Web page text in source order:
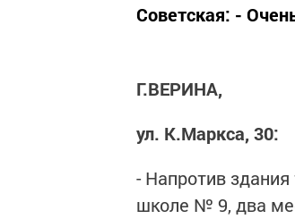
Советская: -
Г.ВЕРИНА,
ул. К.Маркса, 30:
- Напротив
школе № 9, два